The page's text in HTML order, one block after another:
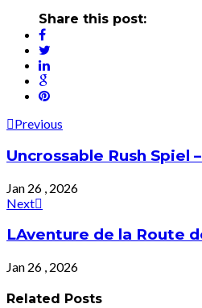
Share this post:
Post
navigation
Previous
Uncrossable Rush Spiel
Jan 26 , 2026
Next
LAventure de la Route
Jan 26 , 2026
Related Posts